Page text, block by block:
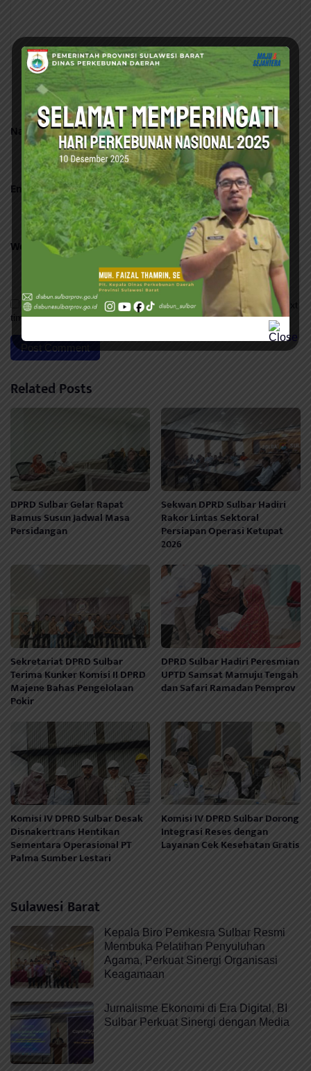
Name*
Email*
Website
Save my name, email, and website in this browser for the next
time I comment.
Related Posts
DPRD Sulbar Gelar Rapat
Bamus Susun Jadwal Masa
Persidangan
Sekwan DPRD Sulbar Hadiri
Rakor Lintas Sektoral
Persiapan Operasi Ketupat
2026
Sekretariat DPRD Sulbar
Terima Kunker Komisi II DPRD
Majene Bahas Pengelolaan
Pokir
DPRD Sulbar Hadiri Peresmian
UPTD Samsat Mamuju Tengah
dan Safari Ramadan Pemprov
Komisi IV DPRD Sulbar Desak
Disnakertrans Hentikan
Sementara Operasional PT
Palma Sumber Lestari
Komisi IV DPRD Sulbar Dorong
Integrasi Reses dengan
Layanan Cek Kesehatan Gratis
Sulawesi Barat
Kepala Biro Pemkesra Sulbar Resmi
Membuka Pelatihan Penyuluhan
Agama, Perkuat Sinergi Organisasi
Keagamaan
Jurnalisme Ekonomi di Era Digital, BI
Sulbar Perkuat Sinergi dengan Media